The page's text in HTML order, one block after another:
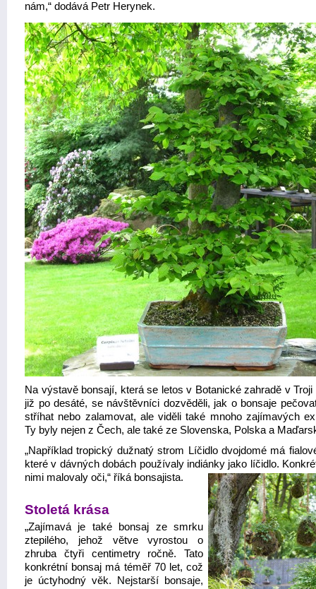
nám,“ dodává Petr Herynek.
Na výstavě bonsají, která se letos v Botanické zahradě v
již po desáté, se návštěvníci dozvěděli, jak o bonsaje
stříhat nebo zalamovat, ale viděli také mnoho zajímavých
Ty byly nejen z Čech, ale také ze Slovenska, Polska a
„Například tropický dužnatý strom Líčidlo dvojdomé má
které v dávných dobách používaly indiánky jako líčidlo.
nimi malovaly oči,“ říká bonsajista.
Stoletá krása
„Zajímavá je také bonsaj ze smrku
ztepilého, jehož větve vyrostou o
zhruba čtyři centimetry ročně. Tato
konkrétní bonsaj má téměř 70 let, což
je úctyhodný věk. Nejstarší bonsaje,